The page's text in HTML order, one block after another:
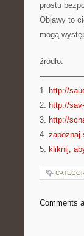
prostu
Objawy to
mogą
źródło:
1. http://
2. http://
3. http://
4. zapoznaj
5. kliknij,
Comments